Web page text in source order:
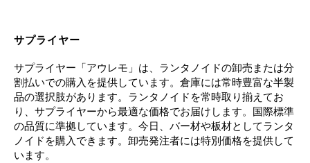
サプライヤー
サプライヤー「アウレモ」は、ランタノイドの卸売または分
割払いでの購入を提供しています。倉庫には常時豊富な半製
品の選択肢があります。ランタノイドを常時取り揃えてお
り、サプライヤーから最適な価格でお届けします。国際標準
の品質に準拠しています。今日、バー材や板材としてランタ
ノイドを購入できます。卸売発注者には特別価格を提供して
います。